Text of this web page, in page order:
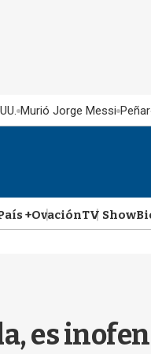
Murió Jorge Messi
+OvaciónTV Show
es